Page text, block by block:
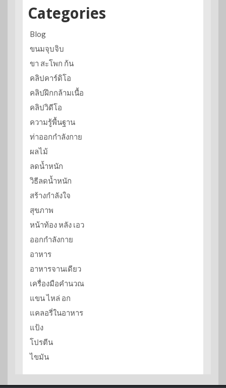
Categories
Blog
ขนมจุบจิบ
ขา สะโพก ก้น
คลิปคาร์ดิโอ
คลิปฝึกกล้ามเนื้อ
คลิปวิดีโอ
ความรู้พื้นฐาน
ท่าออกกำลังกาย
ผลไม้
ลดน้ำหนัก
วิธีลดน้ำหนัก
สร้างกำลังใจ
สุขภาพ
หน้าท้อง หลัง เอว
ออกกำลังกาย
อาหาร
อาหารจานเดียว
เครื่องมือคำนวณ
แขน ไหล่ อก
แคลอรี่ในอาหาร
แป้ง
โปรตีน
ไขมัน